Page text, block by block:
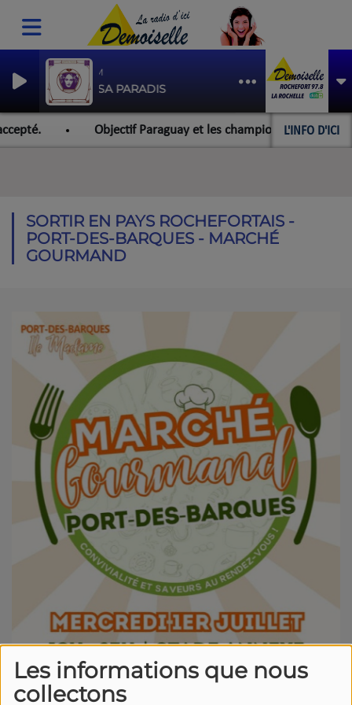
Les informations que nous
collectons
TANDEM
VANESSA PARADIS
L'INFO D'ICI
Objectif Paraguay et les championnats du
SORTIR EN PAYS ROCHEFORTAIS -
PORT-DES-BARQUES - MARCHÉ
GOURMAND